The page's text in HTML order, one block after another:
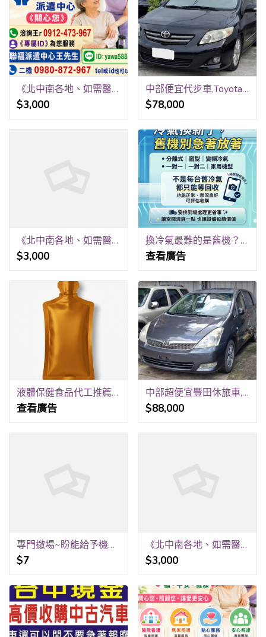
《北中南各地、如需醫院、居家看護》24H 《請提早預約、才可能會有看護》 祝福平安、健康。 聯福專業«看護»派遣中心《關心您》 洽詢王r 0912-473-967
$3,000
中部便宜代步車,Toyota,豐田,Altis,1.8L,自排,低里程,i-key,免用鑰匙啟動,省油,省稅金
$78,000
《北中南各地、如需醫院、居家看護》24H 《請提早預約、才可能會有看護》 祝福平安、健康。 聯福專業«看護»派遣中心《關心您》 洽詢王r 0912-473-967
$3,000
換冷氣最難的是舊機？這方法讓你輕鬆解決 0979003999
查看廣告
液體保健食品代工推薦｜嘉護保生技｜從配方設計到上市完整服務
查看廣告
中部超便宜豐田休旅車,Wish,5門,7人座,2.0L,自排,低里程,要買要快
$88,000
專門撤場~盼能給予機會~
$7
《北中南各地、如需醫院、居家看護》24H 《請提早預約、才可能會有看護》 祝福平安、健康。 聯福專業«看護»派遣中心《關心您》 洽詢王r 0912-473-967
$3,000